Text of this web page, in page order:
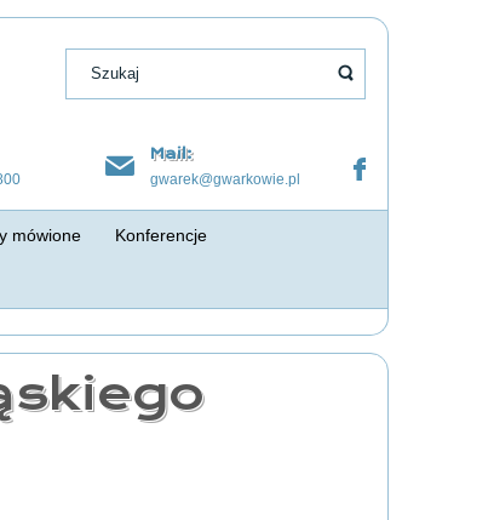
Mail:
gwarek@gwarkowie.pl
mówione Konferencje